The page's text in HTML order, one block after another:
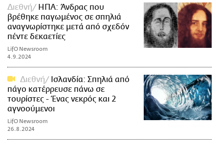
Διεθνή
ΗΠΑ: Άνδρας που
βρέθηκε παγωμένος σε σπηλιά
αναγνωρίστηκε μετά από σχεδόν
πέντε δεκαετίες
LifO Newsroom
4.9.2024
Διεθνή
Ισλανδία: Σπηλιά από
πάγο κατέρρευσε πάνω σε
τουρίστες - Ένας νεκρός και 2
αγνοούμενοι
LifO Newsroom
26.8.2024